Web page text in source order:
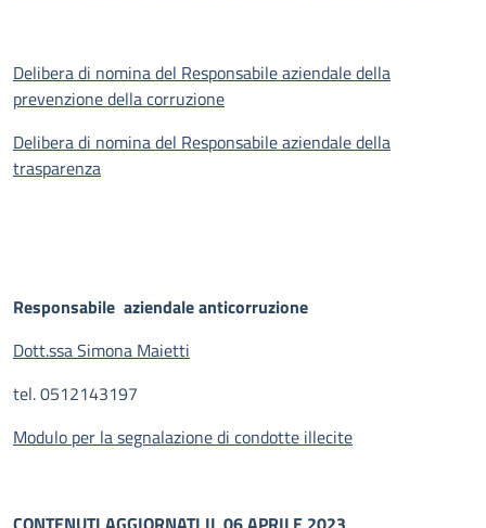
Delibera di nomina del Responsabile aziendale della
prevenzione della corruzione
Delibera di nomina del Responsabile aziendale della
trasparenza
Responsabile aziendale anticorruzione
Dott.ssa Simona Maietti
tel. 0512143197
Modulo per la segnalazione di condotte illecite